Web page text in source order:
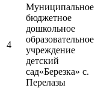
4
Муниципальное
бюджетное
дошкольное
образовательное
учреждение
детский
сад«Березка» с.
Перелазы